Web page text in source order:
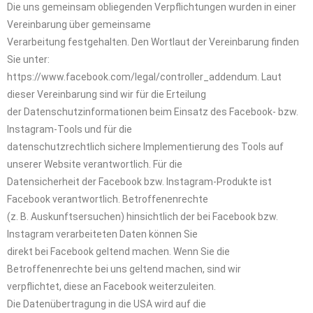
Die uns gemeinsam obliegenden Verpflichtungen wurden in einer
Vereinbarung über gemeinsame
Verarbeitung festgehalten. Den Wortlaut der Vereinbarung finden
Sie unter:
https://www.facebook.com/legal/controller_addendum. Laut
dieser Vereinbarung sind wir für die Erteilung
der Datenschutzinformationen beim Einsatz des Facebook- bzw.
Instagram-Tools und für die
datenschutzrechtlich sichere Implementierung des Tools auf
unserer Website verantwortlich. Für die
Datensicherheit der Facebook bzw. Instagram-Produkte ist
Facebook verantwortlich. Betroffenenrechte
(z. B. Auskunftsersuchen) hinsichtlich der bei Facebook bzw.
Instagram verarbeiteten Daten können Sie
direkt bei Facebook geltend machen. Wenn Sie die
Betroffenenrechte bei uns geltend machen, sind wir
verpflichtet, diese an Facebook weiterzuleiten.
Die Datenübertragung in die USA wird auf die